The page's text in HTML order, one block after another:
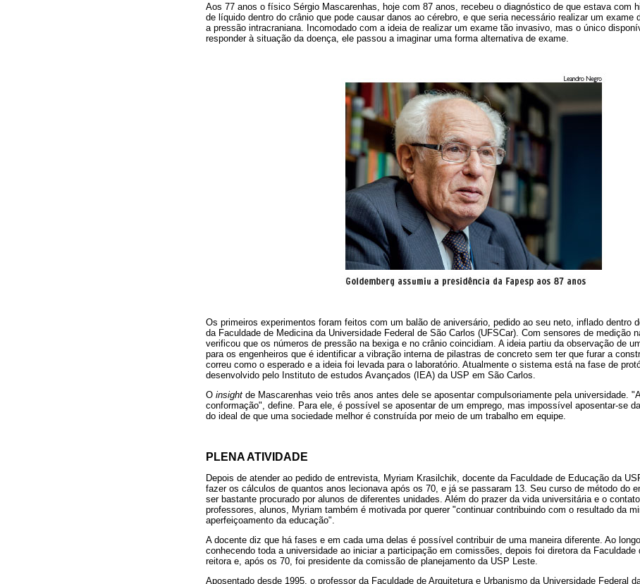
Aos 77 anos o físico Sérgio Mascarenhas, hoje com 87 anos, recebeu o diagnóstico de que estava com
de líquido dentro do crânio que pode causar danos ao cérebro, e que seria necessário realizar um exame
a pressão intracraniana. Incomodado com a ideia de realizar um exame tão invasivo, mas o único
responder à situação da doença, ele passou a imaginar uma forma alternativa de exame.
Os primeiros experimentos foram feitos com um balão de aniversário, pedido ao seu neto, inflado dentro
da Faculdade de Medicina da Universidade Federal de São Carlos (UFSCar). Com sensores de medição
verificou que os números de pressão na bexiga e no crânio coincidiam. A ideia partiu da observação de
para os engenheiros que é identificar a vibração interna de pilastras de concreto sem ter que furar a
correu como o esperado e a ideia foi levada para o laboratório. Atualmente o sistema está na fase de
desenvolvido pelo Instituto de estudos Avançados (IEA) da USP em São Carlos.
O insight de Mascarenhas veio três anos antes dele se aposentar compulsoriamente pela universidade.
conformação", define. Para ele, é possível se aposentar de um emprego, mas impossível aposentar-se
do ideal de que uma sociedade melhor é construída por meio de um trabalho em equipe.
PLENA ATIVIDADE
Depois de atender ao pedido de entrevista, Myriam Krasilchik, docente da Faculdade de Educação da
fazer os cálculos de quantos anos lecionava após os 70, e já se passaram 13. Seu curso de método do
ser bastante procurado por alunos de diferentes unidades. Além do prazer da vida universitária e o
professores, alunos, Myriam também é motivada por querer "continuar contribuindo com o resultado da
aperfeiçoamento da educação".
A docente diz que há fases e em cada uma delas é possível contribuir de uma maneira diferente. Ao
conhecendo toda a universidade ao iniciar a participação em comissões, depois foi diretora da
reitora e, após os 70, foi presidente da comissão de planejamento da USP Leste.
Aposentado desde 1995, o professor da Faculdade de Arquitetura e Urbanismo da Universidade Federal